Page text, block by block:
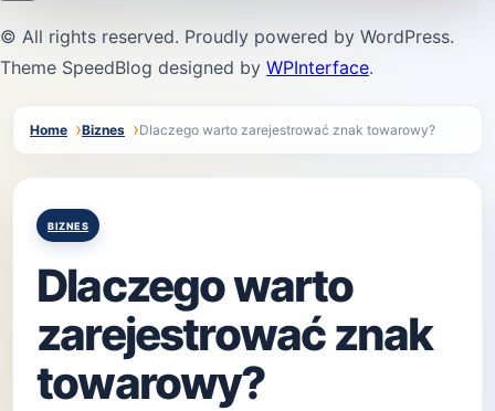
© All rights reserved. Proudly powered by WordPress.
Theme SpeedBlog designed by WPInterface.
Home Biznes Dlaczego warto zarejestrować znak towarowy?
Posted
BIZNES
Dlaczego warto
zarejestrować znak
towarowy?